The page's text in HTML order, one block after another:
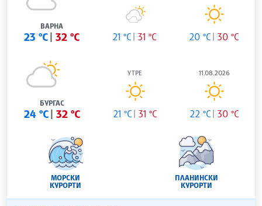
ВАРНА
23 °C 32 °C 21 °C 31 °C 20 °C 30 °C
БУРГАС
24 °C 32 °C
УТРЕ
21 °C 31 °C
11.08.2026
22 °C 30 °C
МОРСКИ
КУРОРТИ
ПЛАНИНСКИ
КУРОРТИ